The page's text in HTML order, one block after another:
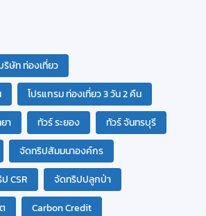
ริษัท ท่องเที่ยว
โปรแกรม ท่องเที่ยว 3 วัน 2 คืน
า ทัวร์ ระยอง
ทัวร์ จันทรบุรี
จัดทริปสัมมนาองค์กร
CSR
จัดทริปปลูกป่า
Carbon Credit